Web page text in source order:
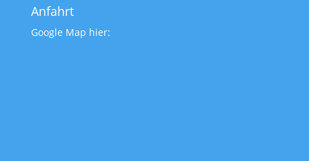
Anfahrt
Google Map hier: